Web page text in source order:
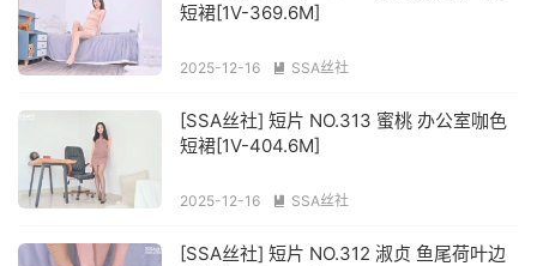
短裙[1V-369.6M]
2025-12-16  SSA丝社
[SSA丝社] 短片 NO.313 蜜桃 办公室咖色
短裙[1V-404.6M]
2025-12-16  SSA丝社
[SSA丝社] 短片 NO.312 淑贞 鱼尾荷叶边